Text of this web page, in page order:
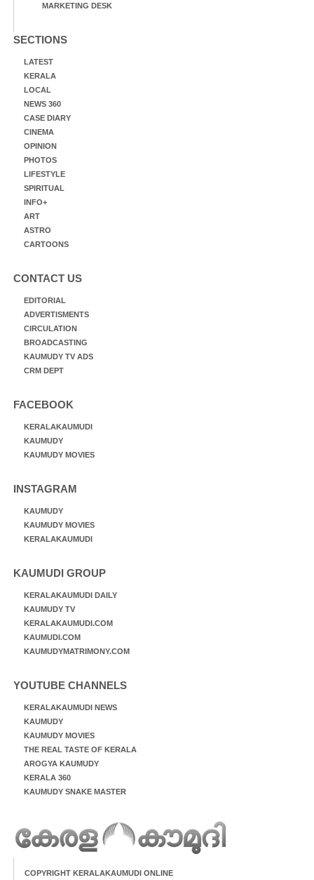
MARKETING DESK
SECTIONS
LATEST
KERALA
LOCAL
NEWS 360
CASE DIARY
CINEMA
OPINION
PHOTOS
LIFESTYLE
SPIRITUAL
INFO+
ART
ASTRO
CARTOONS
CONTACT US
EDITORIAL
ADVERTISMENTS
CIRCULATION
BROADCASTING
KAUMUDY TV ADS
CRM DEPT
FACEBOOK
KERALAKAUMUDI
KAUMUDY
KAUMUDY MOVIES
INSTAGRAM
KAUMUDY
KAUMUDY MOVIES
KERALAKAUMUDI
KAUMUDI GROUP
KERALAKAUMUDI DAILY
KAUMUDY TV
KERALAKAUMUDI.COM
KAUMUDI.COM
KAUMUDYMATRIMONY.COM
YOUTUBE CHANNELS
KERALAKAUMUDI NEWS
KAUMUDY
KAUMUDY MOVIES
THE REAL TASTE OF KERALA
AROGYA KAUMUDY
KERALA 360
KAUMUDY SNAKE MASTER
COPYRIGHT KERALAKAUMUDI ONLINE